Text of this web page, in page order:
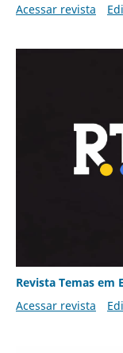
Acessar revista
Revista Temas em
Acessar revista